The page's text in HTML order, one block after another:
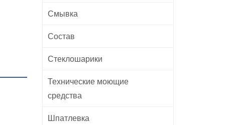
Смывка
Состав
Стеклошарики
Технические моющие
средства
Шпатлевка